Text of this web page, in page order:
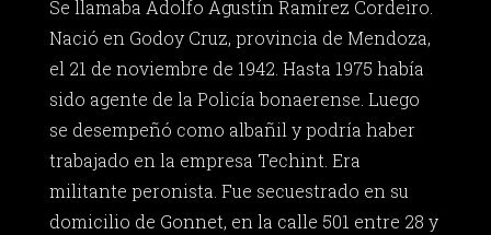
Se llamaba Adolfo Agustín Ramírez Cordeiro.
Nació en Godoy Cruz, provincia de Mendoza,
el 21 de noviembre de 1942. Hasta 1975 había
sido agente de la Policía bonaerense. Luego
se desempeñó como albañil y podría haber
trabajado en la empresa Techint. Era
militante peronista. Fue secuestrado en su
domicilio de Gonnet, en la calle 501 entre 28 y